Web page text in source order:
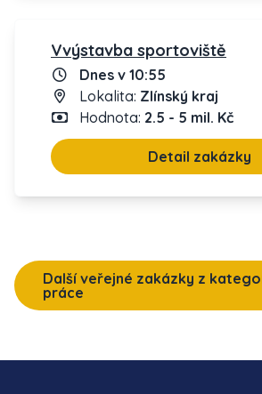
Vvýstavba sportoviště
Dnes v 10:55
Lokalita: Zlínský kraj
Hodnota: 2.5 - 5 mil. Kč
Detail zakázky
Další veřejné zakázky z
práce